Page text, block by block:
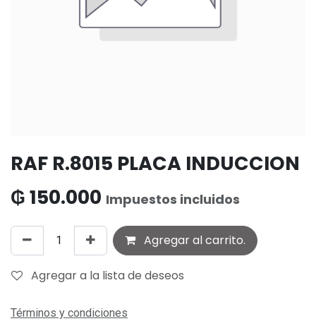
RAF R.8015 PLACA INDUCCION
₲150.000 Impuestos incluidos
Agregar al carrito.
Agregar a la lista de deseos
Términos y condiciones